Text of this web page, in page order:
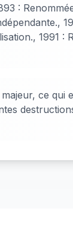
:
1991 :
ce qui